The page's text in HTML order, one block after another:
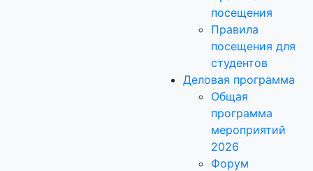
посещения
Правила
посещения для
студентов
Деловая программа
Общая
программа
мероприятий
2026
Форум